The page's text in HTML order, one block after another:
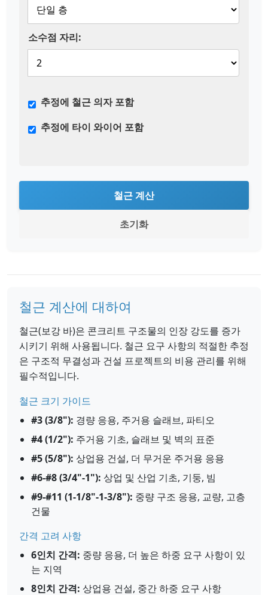
소수점 자리:
추정에 철근 의자 포함
추정에 타이 와이어 포함
철근 계산
초기화
철근 계산에 대하여
철근(보강 바)은 콘크리트 구조물의 인장 강도를 증가
시키기 위해 사용됩니다. 철근 요구 사항의 적절한 추정
은 구조적 무결성과 건설 프로젝트의 비용 관리를 위해
필수적입니다.
철근 크기 가이드
#3 (3/8"): 경량 응용, 주거용 슬래브, 파티오
#4 (1/2"): 주거용 기초, 슬래브 및 벽의 표준
#5 (5/8"): 상업용 건설, 더 무거운 주거용 응용
#6-#8 (3/4"-1"): 상업 및 산업 기초, 기둥, 빔
#9-#11 (1-1/8"-1-3/8"): 중량 구조 응용, 교량, 고층
건물
간격 고려 사항
6인치 간격: 중량 응용, 더 높은 하중 요구 사항이 있
는 지역
8인치 간격: 상업용 건설, 중간 하중 요구 사항